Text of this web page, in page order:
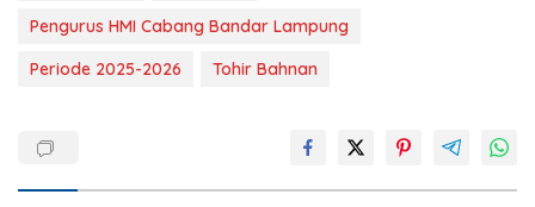
Pengurus HMI Cabang Bandar Lampung
Periode 2025-2026
Tohir Bahnan